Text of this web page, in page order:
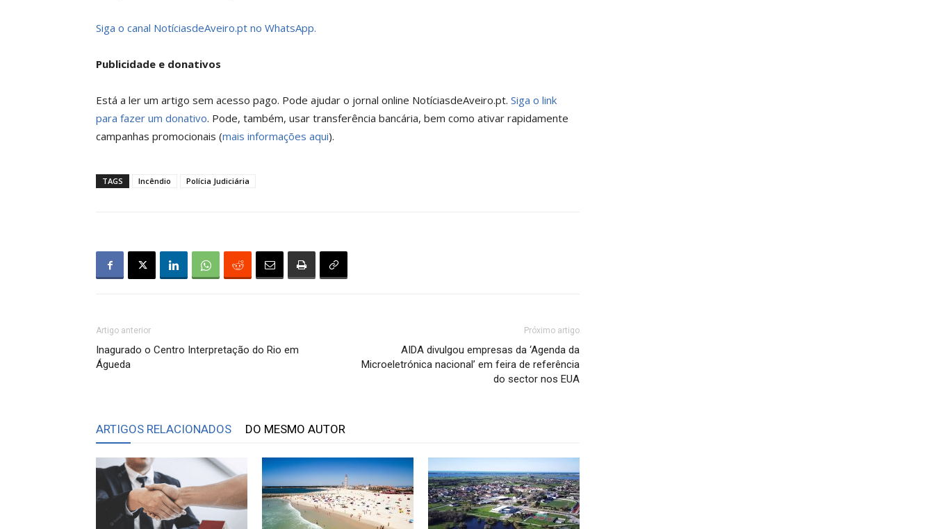
Siga o canal NotíciasdeAveiro.pt no WhatsApp.
Publicidade e donativos
Está a ler um artigo sem acesso pago. Pode ajudar o jornal online NotíciasdeAveiro.pt. Siga o link
para fazer um donativo. Pode, também, usar transferência bancária, bem como ativar rapidamente
campanhas promocionais (mais informações aqui).
TAGS Incêndio Polícia Judiciária
Artigo anterior
Inagurado o Centro Interpretação do Rio em
Águeda
Próximo artigo
AIDA divulgou empresas da ‘Agenda da
Microeletrónica nacional’ em feira de referência
do sector nos EUA
ARTIGOS RELACIONADOS DO MESMO AUTOR